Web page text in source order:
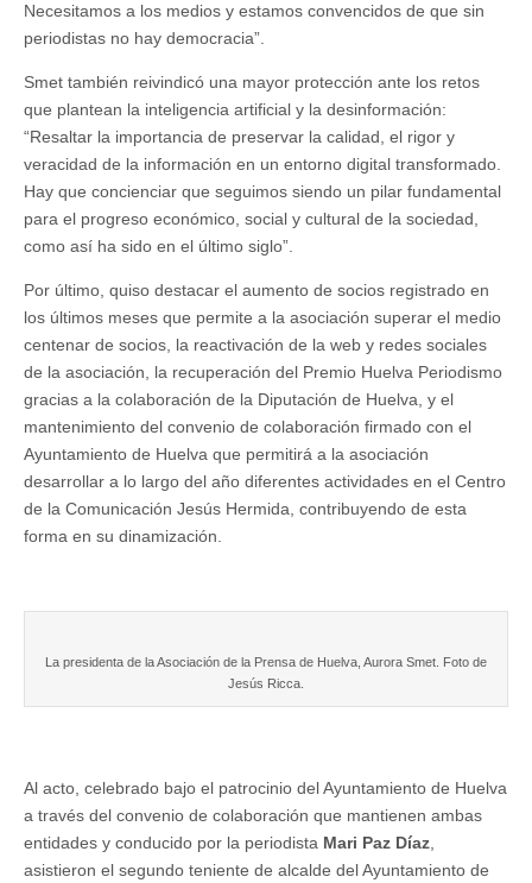
Necesitamos a los medios y estamos convencidos de que sin
periodistas no hay democracia”.
Smet también reivindicó una mayor protección ante los retos
que plantean la inteligencia artificial y la desinformación:
“Resaltar la importancia de preservar la calidad, el rigor y
veracidad de la información en un entorno digital transformado.
Hay que concienciar que seguimos siendo un pilar fundamental
para el progreso económico, social y cultural de la sociedad,
como así ha sido en el último siglo”.
Por último, quiso destacar el aumento de socios registrado en
los últimos meses que permite a la asociación superar el medio
centenar de socios, la reactivación de la web y redes sociales
de la asociación, la recuperación del Premio Huelva Periodismo
gracias a la colaboración de la Diputación de Huelva, y el
mantenimiento del convenio de colaboración firmado con el
Ayuntamiento de Huelva que permitirá a la asociación
desarrollar a lo largo del año diferentes actividades en el Centro
de la Comunicación Jesús Hermida, contribuyendo de esta
forma en su dinamización.
La presidenta de la Asociación de la Prensa de Huelva, Aurora Smet. Foto de
Jesús Ricca.
Al acto, celebrado bajo el patrocinio del Ayuntamiento de Huelva
a través del convenio de colaboración que mantienen ambas
entidades y conducido por la periodista Mari Paz Díaz,
asistieron el segundo teniente de alcalde del Ayuntamiento de